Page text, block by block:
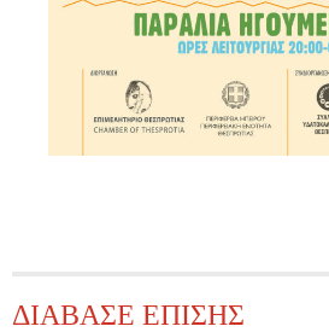
ΔΙΑΒΑΣΕ ΕΠΙΣΗΣ